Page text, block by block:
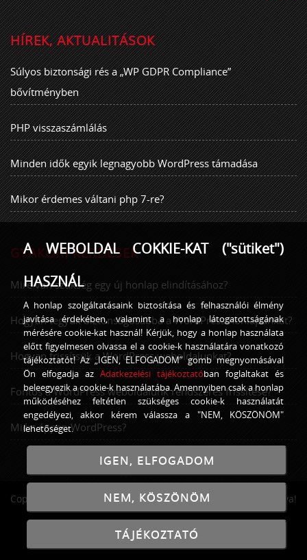
HÍREK, AKTUALITÁSOK
Súlyos biztonsági rés a „WP GDPR Compliance”
bővítményben
PHP visszaszámlálás
Minden idők egyik legnagyobb WordPress támadása
Mikor érdemes váltani php 7-re?
GYAKORI KÉRDÉSEK
Mire van szükség egy új honlap elindításához?
Hogyan tegyük biztonságosabbá a WordPress honlapunkat?
Hogyan frissítsük a WordPress weboldalunkat?
Fontos a WordPress weboldalunk rendszeres frissítése?
Miért éppen WordPress?
Copyright © 2016 - 2026GrandPageMinden jog fenntartva!
A WEBOLDAL COKKIE-KAT ("sütiket")
HASZNÁL
A honlap szolgáltatásaink biztosítása és felhasználói élmény
javítása érdekében, valamint a honlap látogatottságának
mérésére cookie-kat használ! Kérjük, hogy a honlap használata
előtt figyelmesen olvassa el a cookie-k használatára vonatkozó
tájékoztatót! Az „IGEN, ELFOGADOM” gomb megnyomásával
Ön elfogadja az Adatkezelési tájékoztatóban foglaltakat és
beleegyezik a cookie-k használatába. Amennyiben csak a honlap
működéséhez feltétlen szükséges cookie-k használatát
engedélyezi, akkor kérem válassza a "NEM, KÖSZÖNÖM"
lehetőséget.
IGEN, ELFOGADOM
NEM, KÖSZÖNÖM
TÁJÉKOZTATÓ